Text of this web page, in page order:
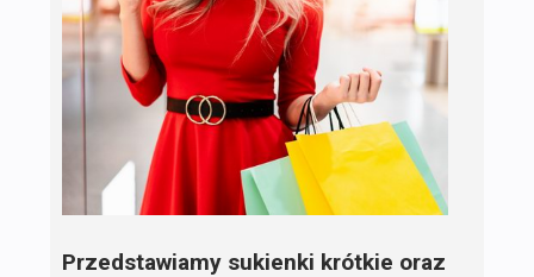
Przedstawiamy sukienki krótkie oraz